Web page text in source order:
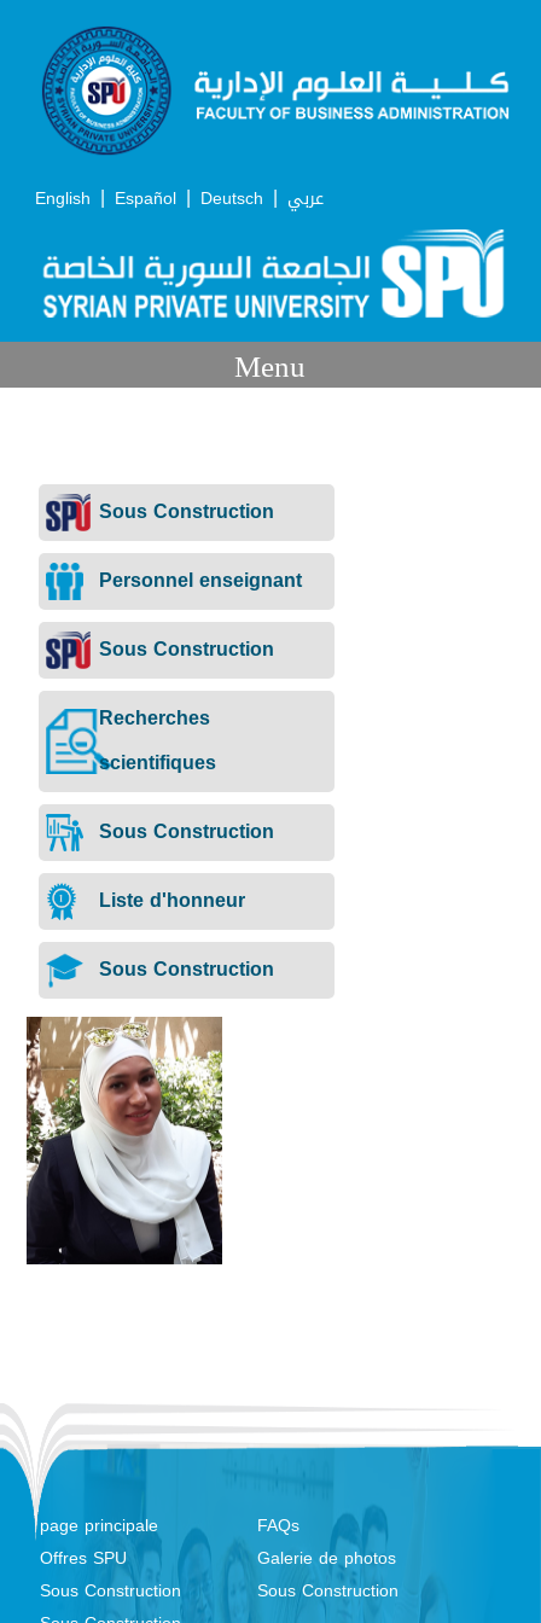
English | Español | Deutsch | عربي
Menu
Sous Construction
Personnel enseignant
Sous Construction
Recherches
scientifiques
Sous Construction
Liste d'honneur
Sous Construction
Grade
Académique:
page principale
FAQs
Offres SPU
Galerie de photos
Sous Construction
Sous Construction